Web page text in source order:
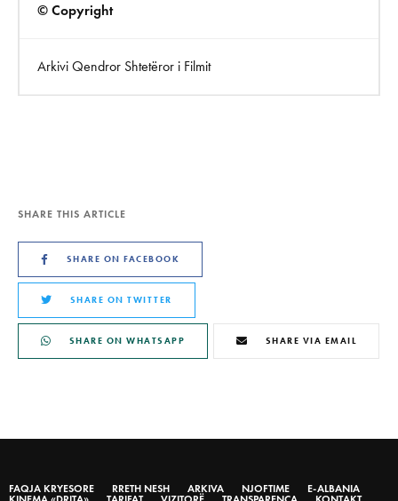
© Copyright
Arkivi Qendror Shtetëror i Filmit
SHARE THIS ARTICLE
SHARE ON FACEBOOK
SHARE ON TWITTER
SHARE ON WHATSAPP SHARE VIA EMAIL
FAQJA KRYESORE RRETH NESH ARKIVA NJOFTIME
E-ALBANIA